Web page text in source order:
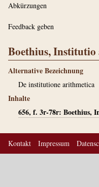
Abkürzungen
Feedback geben
Boethius,
Alternative Bezeichnung
De institutione arithmetica
Inhalte
656, f. 3r-78r: Boethius,
Kontakt Impressum